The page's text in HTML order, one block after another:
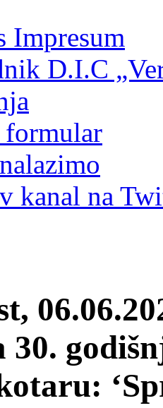
Impresum
D.I.C
kanal na
30.